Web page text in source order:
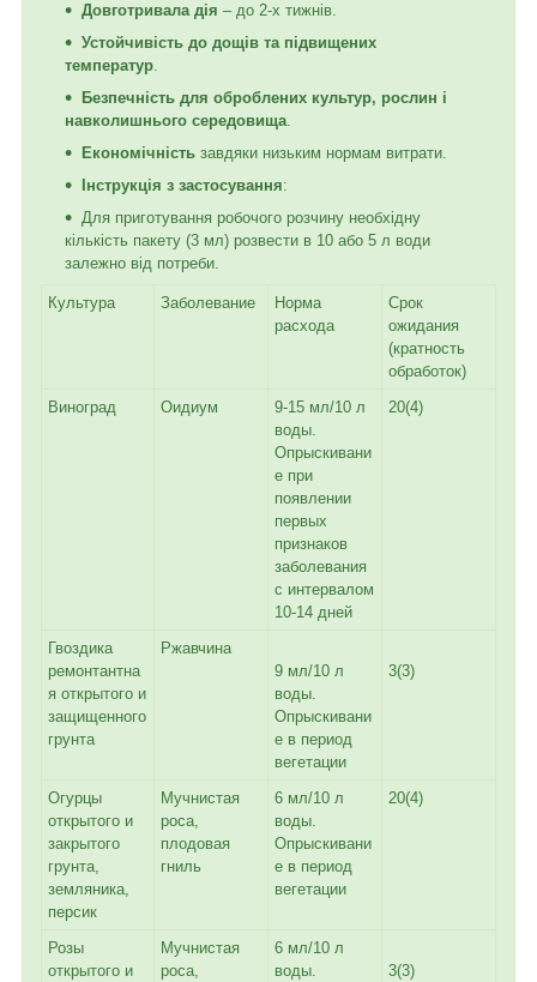
Довготривала дія – до 2-х тижнів.
Устойчивість до дощів та підвищених
температур.
Безпечність для оброблених культур, рослин і
навколишнього середовища.
Економічність завдяки низьким нормам витрати.
Інструкція з застосування:
Для приготування робочого розчину необхідну
кількість пакету (3 мл) розвести в 10 або 5 л води
залежно від потреби.
Культура Заболевание
Норма
расхода
Срок
ожидания
(кратность
обработок)
Виноград
Оидиум
9-15 мл/10 л
воды.
Опрыскивани
е при
появлении
первых
признаков
заболевания
с интервалом
10-14 дней
20(4)
Гвоздика
ремонтантна
я открытого и
защищенного
грунта
Ржавчина
9 мл/10 л
воды.
Опрыскивани
е в период
вегетации
3(3)
Огурцы
открытого и
закрытого
грунта,
земляника,
персик
Мучнистая
роса,
плодовая
гниль
6 мл/10 л
воды.
Опрыскивани
е в период
вегетации
20(4)
Розы
открытого и
Мучнистая
роса,
6 мл/10 л
воды.
3(3)